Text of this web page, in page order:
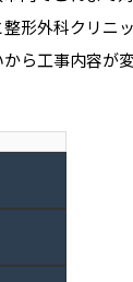
形外科クリニ
ら工事内容が